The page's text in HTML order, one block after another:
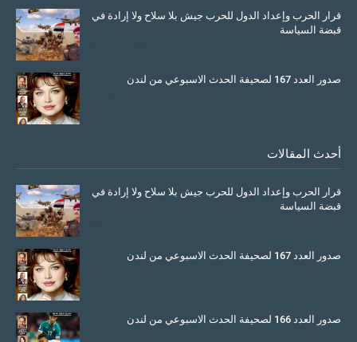
قرار الحرب وإعداد الدول للحرب جيش بلا سلاح ولا إرادة في
قبضة السياسة
صدور العدد 167 لصحيفة الحدث الاسبوعي من لندن
أحدث المقالات
قرار الحرب وإعداد الدول للحرب جيش بلا سلاح ولا إرادة في
قبضة السياسة
صدور العدد 167 لصحيفة الحدث الاسبوعي من لندن
صدور العدد 166 لصحيفة الحدث الاسبوعي من لندن